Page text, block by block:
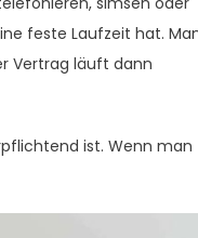
feste Laufzeit hat.
Vertrag läuft dann
ist. Wenn man